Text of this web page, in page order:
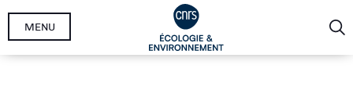
Aller
MENU